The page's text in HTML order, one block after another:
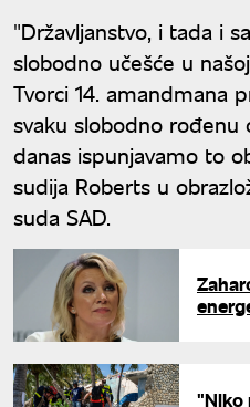
"Državljanstvo, i tada i
slobodno učešće u
Tvorci 14. amandmana
svaku slobodno rođenu
danas ispunjavamo to
sudija Roberts u
suda SAD.
"Niko